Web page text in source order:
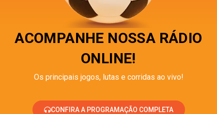
ACOMPANHE NOSSA RÁDIO
ONLINE!
Os principais jogos, lutas e corridas ao vivo!
CONFIRA A PROGRAMAÇÃO COMPLETA